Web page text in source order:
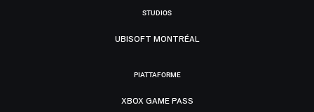
STUDIOS
UBISOFT MONTRÉAL
PIATTAFORME
XBOX GAME PASS